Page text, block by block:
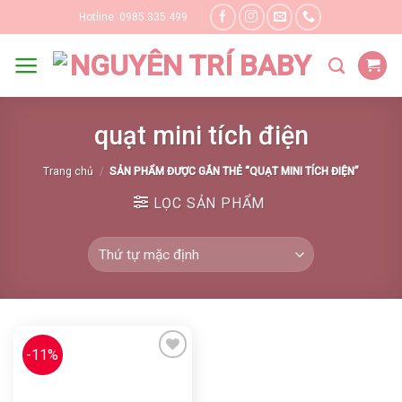
to
content
Hotline: 0985.335.499
quạt mini tích điện
Trang chủ / SẢN PHẨM ĐƯỢC GẮN THẺ “QUẠT MINI TÍCH ĐIỆN”
LỌC SẢN PHẨM
-11%